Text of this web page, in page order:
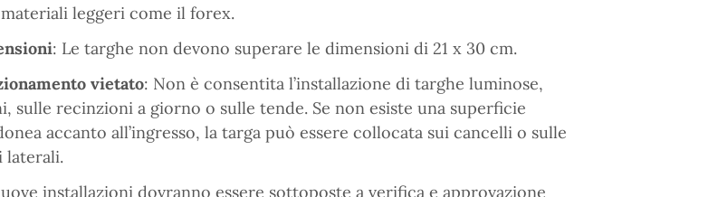
leggeri come il forex.
: Le targhe non devono superare le dimensioni di 21 x 30 cm.
vietato: Non è consentita l’installazione di targhe luminose,
sulle recinzioni a giorno o sulle tende. Se non esiste una superficie
accanto all’ingresso, la targa può essere collocata sui cancelli o sulle
laterali.
installazioni dovranno essere sottoposte a verifica e approvazione